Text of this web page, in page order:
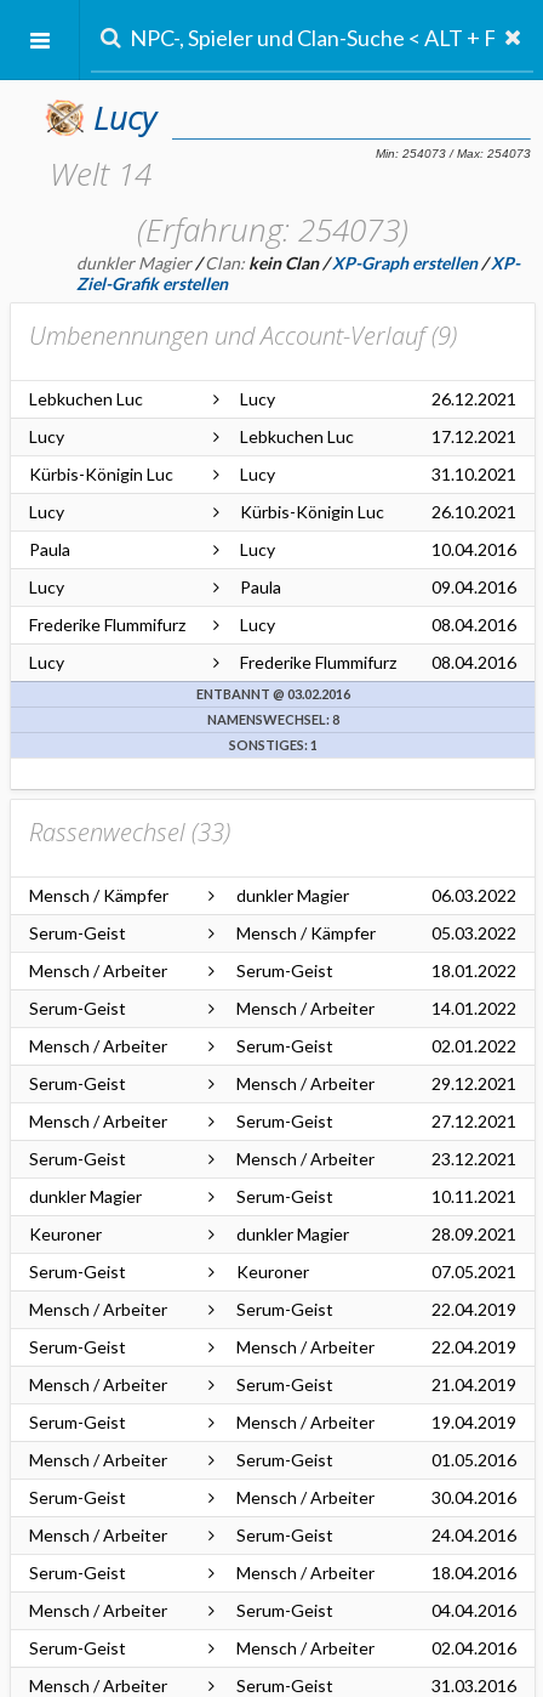
Lucy
Welt 14
(Erfahrung: 254073)
dunkler Magier/Clan: kein Clan/XP-Graph erstellen/XP-
Ziel-Grafik erstellen
Umbenennungen und Account-Verlauf (9)
Lebkuchen Luc Lucy
26.12.2021
Lucy
Lebkuchen Luc
17.12.2021
Kürbis-Königin Luc
Lucy
31.10.2021
Lucy
Kürbis-Königin Luc
26.10.2021
Paula
Lucy
10.04.2016
Lucy
Paula
09.04.2016
Frederike Flummifurz
Lucy
08.04.2016
Lucy
Frederike Flummifurz 08.04.2016
ENTBANNT @ 03.02.2016
NAMENSWECHSEL: 8
SONSTIGES: 1
Rassenwechsel (33)
Mensch / Kämpfer dunkler Magier
06.03.2022
Serum-Geist
Mensch / Kämpfer
05.03.2022
Mensch / Arbeiter
Serum-Geist
18.01.2022
Serum-Geist
Mensch / Arbeiter
14.01.2022
Mensch / Arbeiter
Serum-Geist
02.01.2022
Serum-Geist
Mensch / Arbeiter
29.12.2021
Mensch / Arbeiter
Serum-Geist
27.12.2021
Serum-Geist
Mensch / Arbeiter
23.12.2021
dunkler Magier
Serum-Geist
10.11.2021
Keuroner
dunkler Magier
28.09.2021
Serum-Geist
Keuroner
07.05.2021
Mensch / Arbeiter
Serum-Geist
22.04.2019
Serum-Geist
Mensch / Arbeiter
22.04.2019
Mensch / Arbeiter
Serum-Geist
21.04.2019
Serum-Geist
Mensch / Arbeiter
19.04.2019
Mensch / Arbeiter
Serum-Geist
01.05.2016
Serum-Geist
Mensch / Arbeiter
30.04.2016
Mensch / Arbeiter
Serum-Geist
24.04.2016
Serum-Geist
Mensch / Arbeiter
18.04.2016
Mensch / Arbeiter
Serum-Geist
04.04.2016
Serum-Geist
Mensch / Arbeiter
02.04.2016
Mensch / Arbeiter
Serum-Geist
31.03.2016